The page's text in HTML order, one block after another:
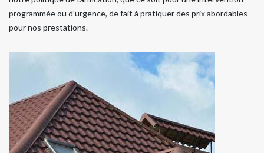
programmée ou d'urgence, de fait à pratiquer des prix abordables
pour nos prestations.